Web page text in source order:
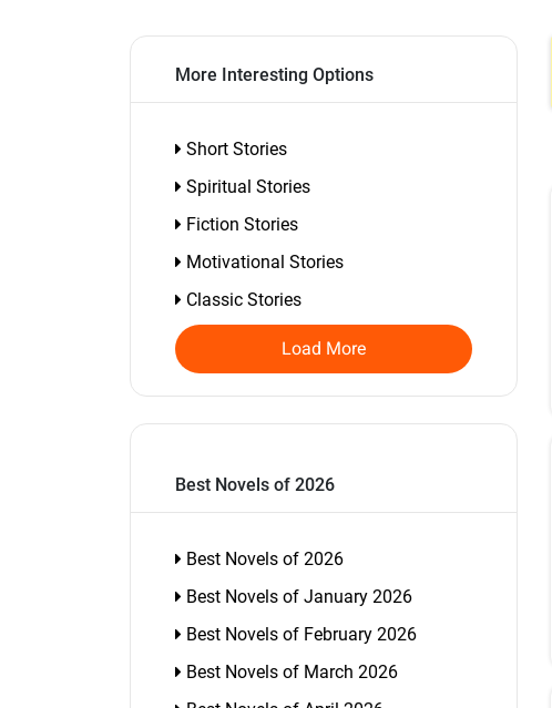
More Interesting Options
Short Stories
Spiritual Stories
Fiction Stories
Motivational Stories
Classic Stories
Load More
Best Novels of 2026
Best Novels of 2026
Best Novels of January 2026
Best Novels of February 2026
Best Novels of March 2026